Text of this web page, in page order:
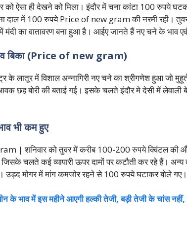
को ऐसा ही देखने को मिला। इंदौर में चना कांटा 100 रुपये
दाल में 100 रुपये Price of new gram की नरमी रही। तुवर
मंदी का वातावरण बना हुआ है। आईए जानते हैं नए चने के भाव
बिका (Price of new gram)
के लातूर में विशाल अन्नागिरी नए चने का श्रीगणेश हुआ जो
छह बोरी की बताई गई। इसके चलते इंदौर मे देसी में लेवाली
भी कम हुए
| शनिवार को तुवर में करीब 100-200 रुपये क्विंटल की और
चलते कई व्यापारी ऊपर दामों पर कटौती कर रहे हैं। अन्य
उड़द मोगर में मांग कमजोर रहने से 100 रुपये घटाकर बोले गए।
के भाव में इस महीने आएगी हल्की तेजी, बड़ी तेजी के चांस